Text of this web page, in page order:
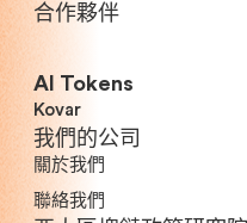
合作夥伴
AI Tokens
Kovar
我們的公司
關於我們
聯絡我們